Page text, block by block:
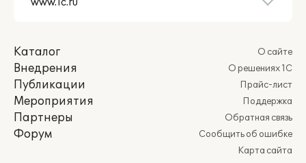
Каталог
Внедрения
Публикации
Мероприятия
Партнеры
Форум
О сайте
О решениях 1С
Прайс-лист
Поддержка
Обратная связь
Сообщить об ошибке
Карта сайта